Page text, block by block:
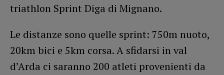
triathlon Sprint Diga di Mignano.
Le distanze sono quelle sprint: 750m nuoto,
20km bici e 5km corsa. A sfidarsi in val
d’Arda ci saranno 200 atleti provenienti da